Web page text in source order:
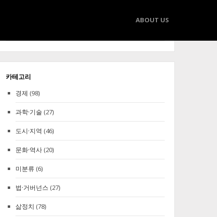
ABOUT US
카테고리
경제 (98)
과학·기술 (27)
도시·지역 (46)
문화·역사(20)
미분류 (6)
법·거버넌스 (27)
삶정치 (78)